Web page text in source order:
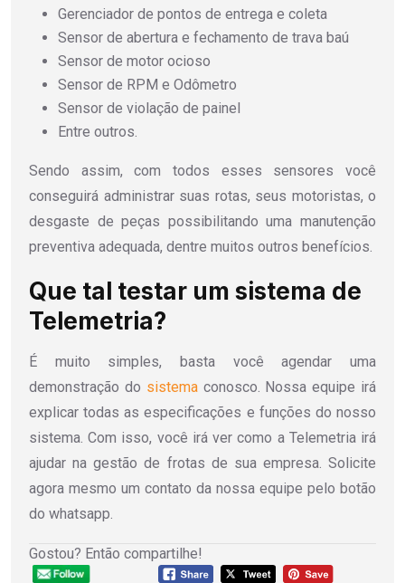
Gerenciador de pontos de entrega e coleta
Sensor de abertura e fechamento de trava baú
Sensor de motor ocioso
Sensor de RPM e Odômetro
Sensor de violação de painel
Entre outros.
Sendo assim, com todos esses sensores você
conseguirá administrar suas rotas, seus motoristas, o
desgaste de peças possibilitando uma manutenção
preventiva adequada, dentre muitos outros benefícios.
Que tal testar um sistema de
Telemetria?
É muito simples, basta você agendar uma
demonstração do sistemaconosco. Nossa equipe irá
explicar todas as especificações e funções do nosso
sistema. Com isso, você irá ver como a Telemetria irá
ajudar na gestão de frotas de sua empresa. Solicite
agora mesmo um contato da nossa equipe pelo botão
do whatsapp.
Gostou? Então compartilhe!